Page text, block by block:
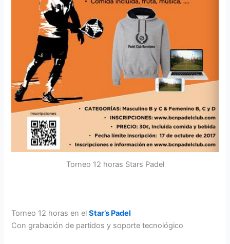
Torneo 12 horas Stars Padel
Torneo 12 horas en elStar’s Padel
Con grabación de partidos y soporte tecnológico